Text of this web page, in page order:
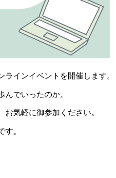
インイベントを開催します。
でいったのか。
気軽に御参加ください。
。